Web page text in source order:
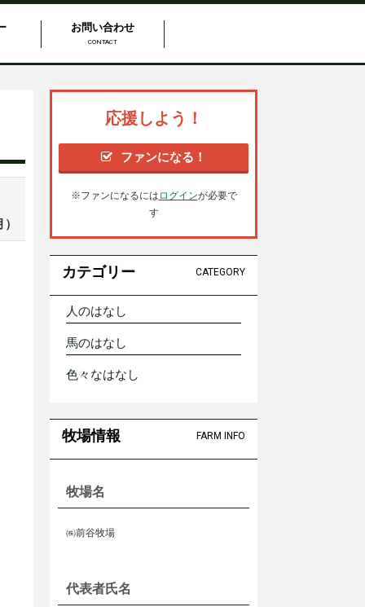
お問い合わせ
CONTACT
応援しよう！
ファンになる！
※ファンになるには ログインが必要で
す
カテゴリー CATEGORY
人のはなし
馬のはなし
色々なはなし
牧場情報 FARM INFO
牧場名
㈱前谷牧場
代表者氏名